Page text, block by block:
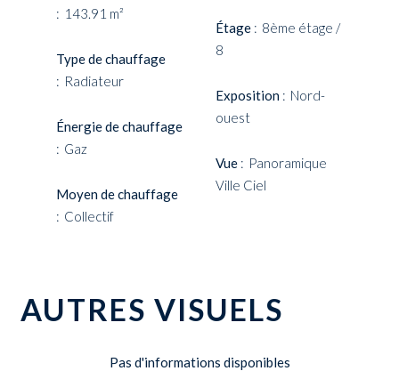
143.91 m²
Type de chauffage
Radiateur
Énergie de chauffage
Gaz
Moyen de chauffage
Collectif
Étage
8ème étage /
8
Exposition
Nord-
ouest
Vue
Panoramique
Ville Ciel
AUTRES VISUELS
Pas d'informations disponibles